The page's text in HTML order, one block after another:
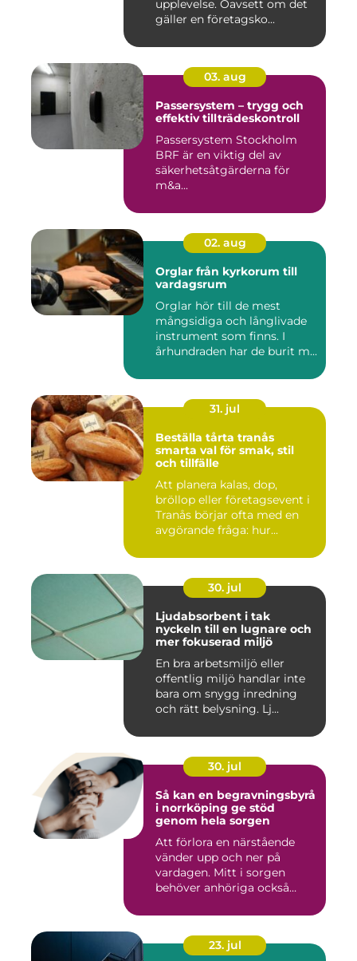
upplevelse. Oavsett om det
gäller en företagsko...
03. aug
Passersystem – trygg och
effektiv tillträdeskontroll
Passersystem Stockholm
BRF är en viktig del av
säkerhetsåtgärderna för
m&a...
02. aug
Orglar från kyrkorum till
vardagsrum
Orglar hör till de mest
mångsidiga och långlivade
instrument som finns. I
århundraden har de burit m...
31. jul
Beställa tårta tranås
smarta val för smak, stil
och tillfälle
Att planera kalas, dop,
bröllop eller företagsevent i
Tranås börjar ofta med en
avgörande fråga: hur...
30. jul
Ljudabsorbent i tak
nyckeln till en lugnare och
mer fokuserad miljö
En bra arbetsmiljö eller
offentlig miljö handlar inte
bara om snygg inredning
och rätt belysning. Lj...
30. jul
Så kan en begravningsbyrå
i norrköping ge stöd
genom hela sorgen
Att förlora en närstående
vänder upp och ner på
vardagen. Mitt i sorgen
behöver anhöriga också
23. jul